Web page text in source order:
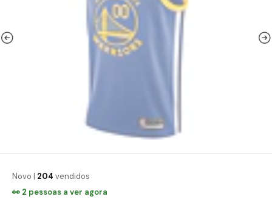
Novo | 204 vendidos
👀 2 pessoas a ver agora